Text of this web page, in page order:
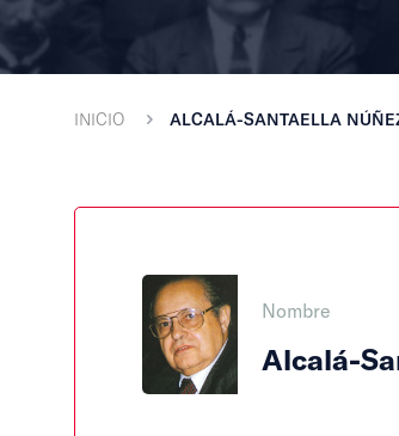
INICIO ALCALÁ-SANTAELLA
Nombre
Alcalá-